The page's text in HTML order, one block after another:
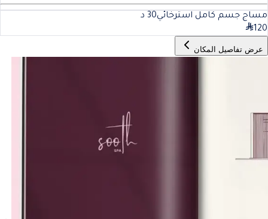
مساج جسم كامل استرخائي30 د
120
عرض تفاصيل المكان